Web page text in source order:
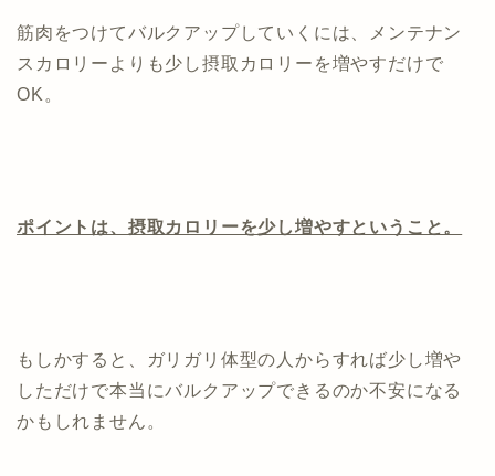
筋肉をつけてバルクアップしていくには、メンテナン
スカロリーよりも少し摂取カロリーを増やすだけで
OK。
ポイントは、摂取カロリーを少し増やすということ。
もしかすると、ガリガリ体型の人からすれば少し増や
しただけで本当にバルクアップできるのか不安になる
かもしれません。